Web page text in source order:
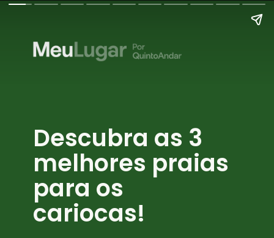
Descubra as 3
melhores praias
para os
cariocas!